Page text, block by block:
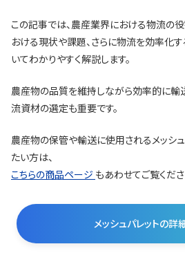
この記事では、農産業界における物流の
おける現状や課題、さらに物流を効率化
いてわかりやすく解説します。
農産物の品質を維持しながら効率的に輸
流資材の選定も重要です。
農産物の保管や輸送に使用されるメッシュ
たい方は、
こちらの商品ページ もあわせてご覧くださ
メッシュパレットの詳